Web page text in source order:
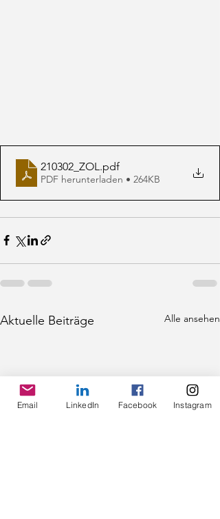
210302_ZOL.pdf
PDF herunterladen • 264KB
Aktuelle Beiträge Alle ansehen
Email LinkedIn Facebook Instagram